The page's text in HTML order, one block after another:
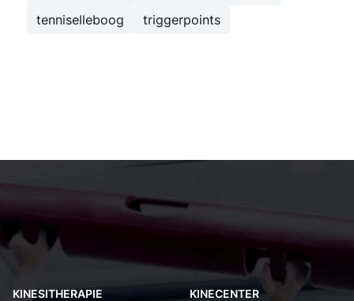
tenniselleboog
triggerpoints
KINESITHERAPIE
KINECENTER